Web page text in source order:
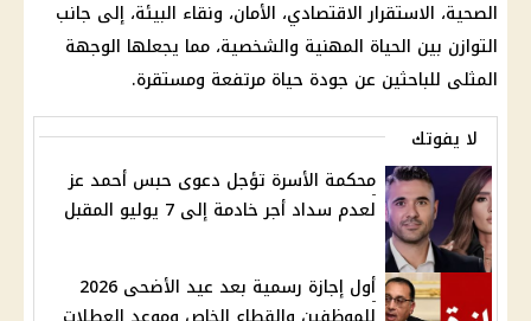
الصحية، الاستقرار الاقتصادي، الأمان، ونقاء البيئة، إلى جانب
التوازن بين الحياة المهنية والشخصية، مما يجعلها الوجهة
المثلى للباحثين عن جودة حياة مرتفعة ومستقرة.
لا يفوتك
محكمة الأسرة تؤجل دعوى حبس أحمد عز
لعدم سداد أجر خادمة إلى 7 يوليو المقبل
أول إجازة رسمية بعد عيد الأضحى 2026